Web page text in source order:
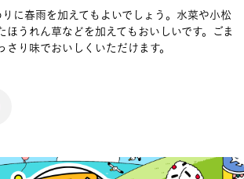
に春雨を加えてもよいでしょう。水菜や小松
ほうれん草などを加えてもおいしいです。ごま
さり味でおいしくいただけます。